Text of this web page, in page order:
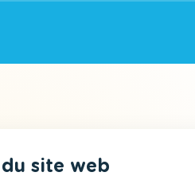
site web